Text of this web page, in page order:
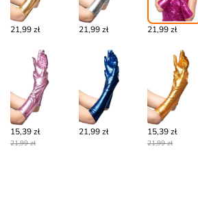
21,99 zł 21,99 zł 21,99 zł
15,39 zł
21,99 zł
21,99 zł 15,39 zł
21,99 zł